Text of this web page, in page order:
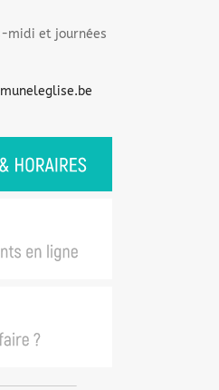
midi et journées